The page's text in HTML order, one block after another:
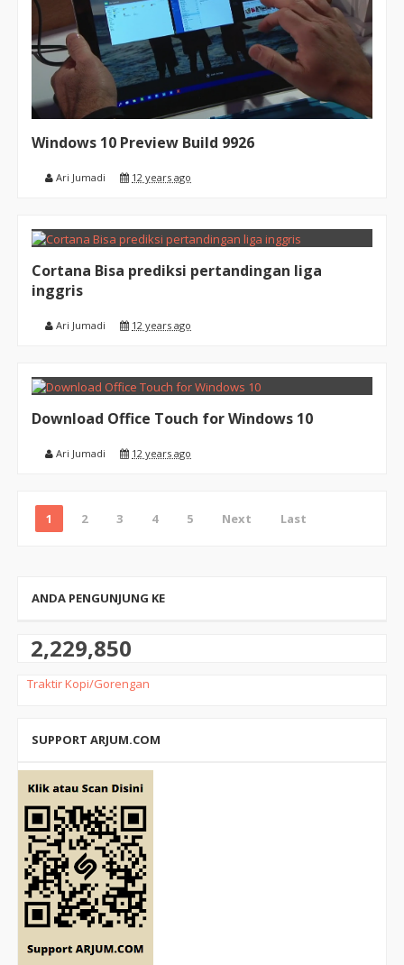
Windows 10 Preview Build 9926
Ari Jumadi 12 years ago
Cortana Bisa prediksi pertandingan liga
inggris
Ari Jumadi 12 years ago
Download Office Touch for Windows 10
Ari Jumadi 12 years ago
1 2 3 4 5 Next Last
ANDA PENGUNJUNG KE
2,229,850
Traktir Kopi/Gorengan
SUPPORT ARJUM.COM